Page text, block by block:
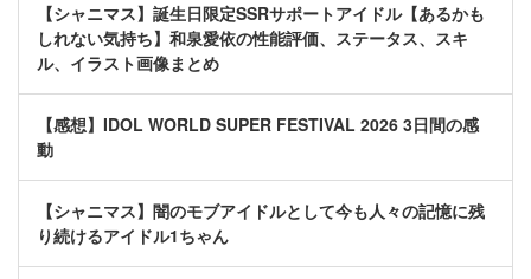
【シャニマス】誕生日限定SSRサポートアイドル【あるかも
しれない気持ち】和泉愛依の性能評価、ステータス、スキ
ル、イラスト画像まとめ
【感想】IDOL WORLD SUPER FESTIVAL 2026 3日間の感
動
【シャニマス】闇のモブアイドルとして今も人々の記憶に残
り続けるアイドル1ちゃん